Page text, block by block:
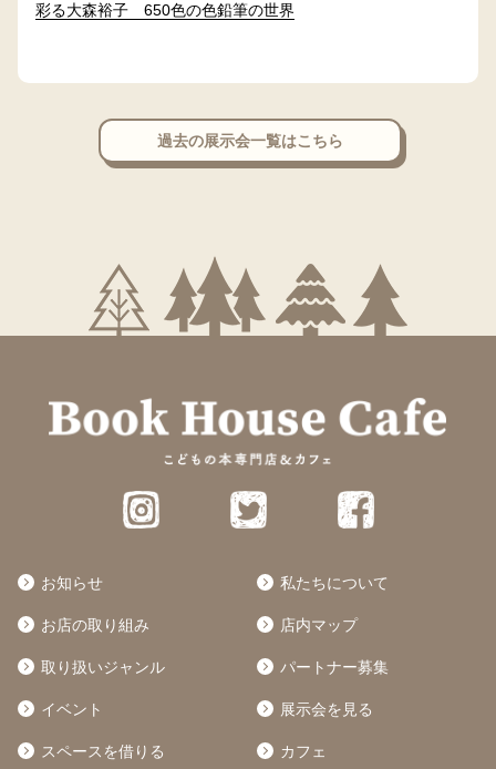
彩る大森裕子 650色の色鉛筆の世界
過去の展示会一覧はこちら
お知らせ 私たちについて
お店の取り組み 店内マップ
取り扱いジャンル パートナー募集
イベント 展示会を見る
スペースを借りる カフェ